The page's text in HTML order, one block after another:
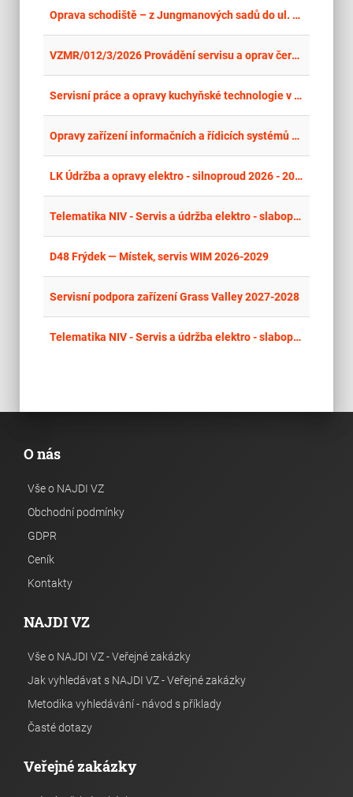
Oprava schodiště – z Jungmanových sadů do ul. Třebízského, Vysoké Mýto
VZMR/012/3/2026 Provádění servisu a oprav čerpadel
Servisní práce a opravy kuchyňské technologie v Orlickoústecké, Litomyšlské a Svitavské nemocnici
Opravy zařízení informačních a řídicích systémů na ŽKV
LK Údržba a opravy elektro - silnoproud 2026 - 2027
Telematika NIV - Servis a údržba elektro - slaboproud 2026 - 2028 - SSÚD 2 na D1 v km 44,80-93,90
D48 Frýdek — Místek, servis WIM 2026-2029
Servisní podpora zařízení Grass Valley 2027-2028
Telematika NIV - Servis a údržba elektro - slaboproud 2026 - 2028_SSÚD 3
O nás
Vše o NAJDI VZ
Obchodní podmínky
GDPR
Ceník
Kontakty
NAJDI VZ
Vše o NAJDI VZ - Veřejné zakázky
Jak vyhledávat s NAJDI VZ - Veřejné zakázky
Metodika vyhledávání - návod s příklady
Časté dotazy
Veřejné zakázky